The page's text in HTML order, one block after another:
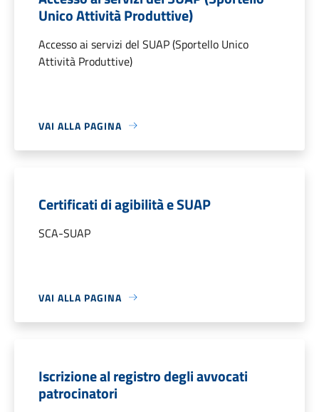
Unico Attività Produttive)
Accesso ai servizi del SUAP (Sportello Unico
Attività Produttive)
VAI ALLA PAGINA
Certificati di agibilità e SUAP
SCA-SUAP
VAI ALLA PAGINA
Iscrizione al registro degli avvocati
patrocinatori